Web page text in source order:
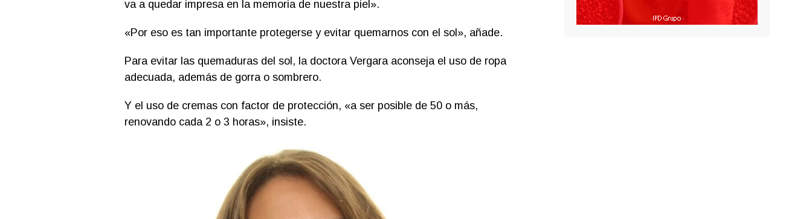
va a quedar impresa en la memoria de nuestra piel».
«Por eso es tan importante protegerse y evitar quemarnos con el sol», añade.
Para evitar las quemaduras del sol, la doctora Vergara aconseja el uso de ropa
adecuada, además de gorra o sombrero.
Y el uso de cremas con factor de protección, «a ser posible de 50 o más,
renovando cada 2 o 3 horas», insiste.